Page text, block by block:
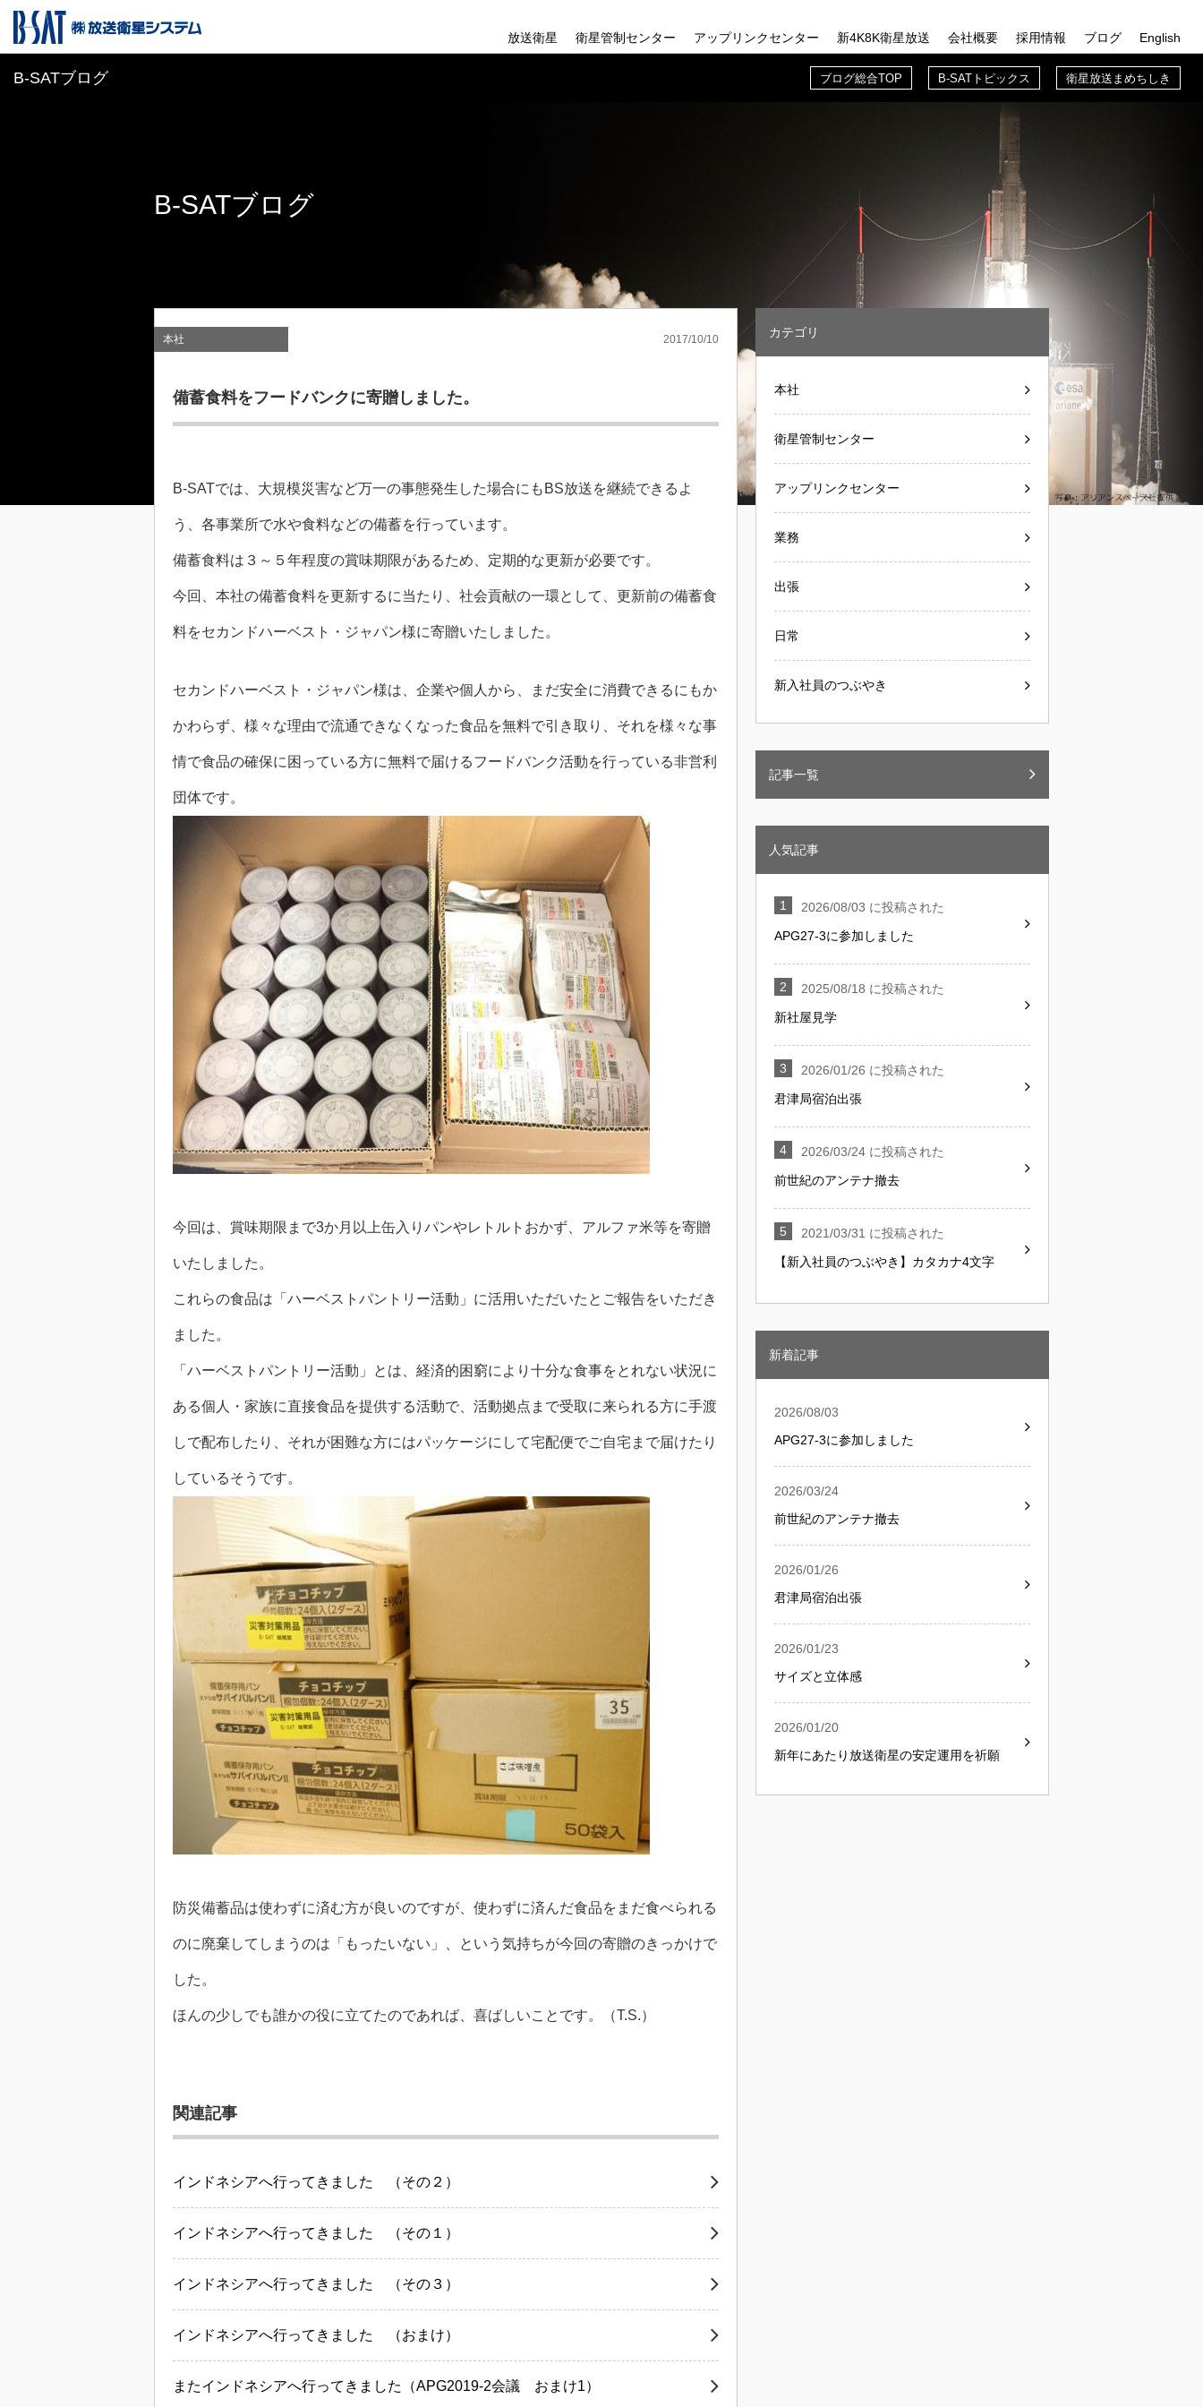
放送衛星 衛星管制センター アップリンクセンター 新4K8K衛星放送
新4K8K衛星放送TOP
会社概要
会社概要TOP
採用情報
採用情報TOP
先輩紹介
新入社員に聞いてみた
B-SATでの働き方
ブログ
ブログ総合TOP
衛星放送まめちしき
English
B-SATブログ ブログ総合TOP B-SATトピックス 衛星放送まめちしき
B-SATブログ
本社 2017/10/10
備蓄食料をフードバンクに寄贈しました。
B-SATでは、大規模災害など万一の事態発生した場合にもBS放送を継続できるよ
う、各事業所で水や食料などの備蓄を行っています。
備蓄食料は３～５年程度の賞味期限があるため、定期的な更新が必要です。
今回、本社の備蓄食料を更新するに当たり、社会貢献の一環として、更新前の備蓄食
料をセカンドハーベスト・ジャパン様に寄贈いたしました。
セカンドハーベスト・ジャパン様は、企業や個人から、まだ安全に消費できるにもか
かわらず、様々な理由で流通できなくなった食品を無料で引き取り、それを様々な事
情で食品の確保に困っている方に無料で届けるフードバンク活動を行っている非営利
団体です。
今回は、賞味期限まで3か月以上缶入りパンやレトルトおかず、アルファ米等を寄贈
いたしました。
これらの食品は「ハーベストパントリー活動」に活用いただいたとご報告をいただき
ました。
「ハーベストパントリー活動」とは、経済的困窮により十分な食事をとれない状況に
ある個人・家族に直接食品を提供する活動で、活動拠点まで受取に来られる方に手渡
しで配布したり、それが困難な方にはパッケージにして宅配便でご自宅まで届けたり
しているそうです。
防災備蓄品は使わずに済む方が良いのですが、使わずに済んだ食品をまだ食べられる
のに廃棄してしまうのは「もったいない」、という気持ちが今回の寄贈のきっかけで
した。
ほんの少しでも誰かの役に立てたのであれば、喜ばしいことです。（T.S.）
関連記事
インドネシアへ行ってきました （その２）
インドネシアへ行ってきました （その１）
インドネシアへ行ってきました （その３）
インドネシアへ行ってきました （おまけ）
またインドネシアへ行ってきました（APG2019-2会議 おまけ1）
カテゴリ
本社
衛星管制センター
アップリンクセンター
業務
出張
日常
新入社員のつぶやき
記事一覧
人気記事
2026/08/03 に投稿された
APG27-3に参加しました
2025/08/18 に投稿された
新社屋見学
2026/01/26 に投稿された
君津局宿泊出張
2026/03/24 に投稿された
前世紀のアンテナ撤去
2021/03/31 に投稿された
【新入社員のつぶやき】カタカナ4文字
新着記事
2026/08/03
APG27-3に参加しました
2026/03/24
前世紀のアンテナ撤去
2026/01/26
君津局宿泊出張
2026/01/23
サイズと立体感
2026/01/20
新年にあたり放送衛星の安定運用を祈願